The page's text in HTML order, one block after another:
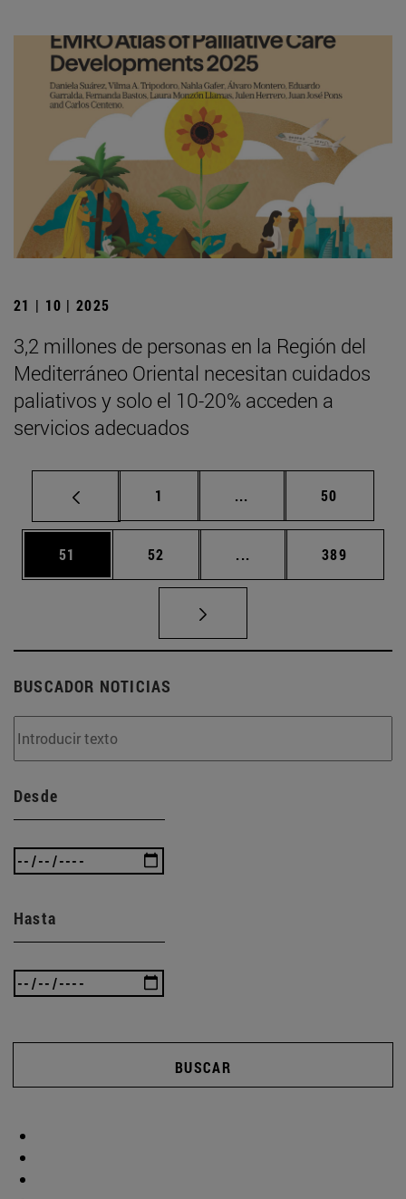
21 | 10 | 2025
3,2 millones de personas en la Región del
Mediterráneo Oriental necesitan cuidados
paliativos y solo el 10-20% acceden a
servicios adecuados
Página
1 ... Páginas intermedias
Página
50
Página
51 Página
52 ... Páginas intermedias
Página
389
BUSCADOR NOTICIAS
Desde
Hasta
BUSCAR